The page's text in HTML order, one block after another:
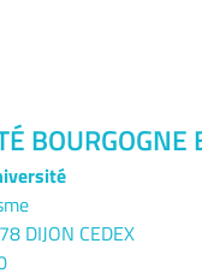
BOURGOGNE
DIJON CEDEX